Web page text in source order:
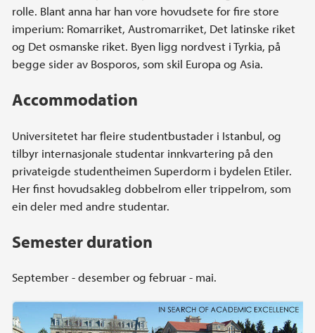
rolle. Blant anna har han vore hovudsete for fire store
imperium: Romarriket, Austromarriket, Det latinske riket
og Det osmanske riket. Byen ligg nordvest i Tyrkia, på
begge sider av Bosporos, som skil Europa og Asia.
Accommodation
Universitetet har fleire studentbustader i Istanbul, og
tilbyr internasjonale studentar innkvartering på den
privateigde studentheimen Superdorm i bydelen Etiler.
Her finst hovudsakleg dobbelrom eller trippelrom, som
ein deler med andre studentar.
Semester duration
September - desember og februar - mai.